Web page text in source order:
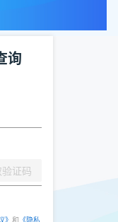
询
证码
》 和 《隐私